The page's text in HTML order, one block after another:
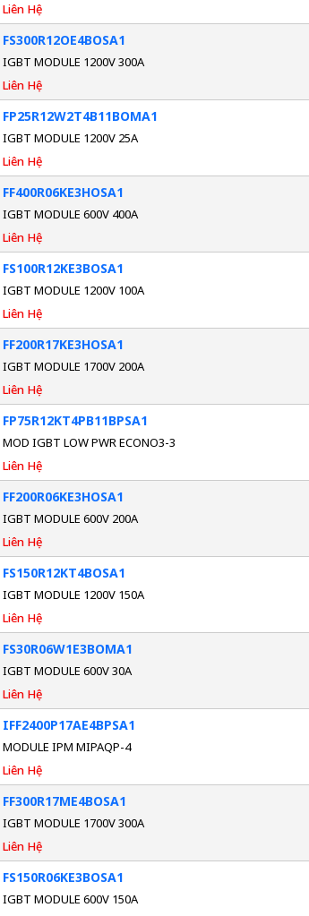
Liên Hệ
FS300R12OE4BOSA1
IGBT MODULE 1200V 300A
Liên Hệ
FP25R12W2T4B11BOMA1
IGBT MODULE 1200V 25A
Liên Hệ
FF400R06KE3HOSA1
IGBT MODULE 600V 400A
Liên Hệ
FS100R12KE3BOSA1
IGBT MODULE 1200V 100A
Liên Hệ
FF200R17KE3HOSA1
IGBT MODULE 1700V 200A
Liên Hệ
FP75R12KT4PB11BPSA1
MOD IGBT LOW PWR ECONO3-3
Liên Hệ
FF200R06KE3HOSA1
IGBT MODULE 600V 200A
Liên Hệ
FS150R12KT4BOSA1
IGBT MODULE 1200V 150A
Liên Hệ
FS30R06W1E3BOMA1
IGBT MODULE 600V 30A
Liên Hệ
IFF2400P17AE4BPSA1
MODULE IPM MIPAQP-4
Liên Hệ
FF300R17ME4BOSA1
IGBT MODULE 1700V 300A
Liên Hệ
FS150R06KE3BOSA1
IGBT MODULE 600V 150A